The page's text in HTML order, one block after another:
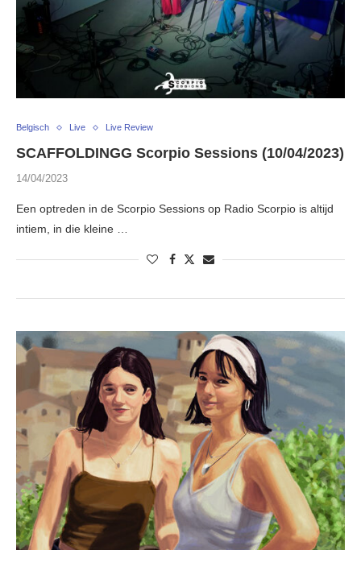
Belgisch Live Live Review
SCAFFOLDINGG Scorpio Sessions (10/04/2023)
14/04/2023
Een optreden in de Scorpio Sessions op Radio Scorpio is altijd
intiem, in die kleine …